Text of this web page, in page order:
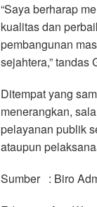
“Saya berharap
kualitas dan
pembangunan
sejahtera,” tandas
Ditempat yang
menerangkan,
pelayanan publik
ataupun
Sumber : Biro